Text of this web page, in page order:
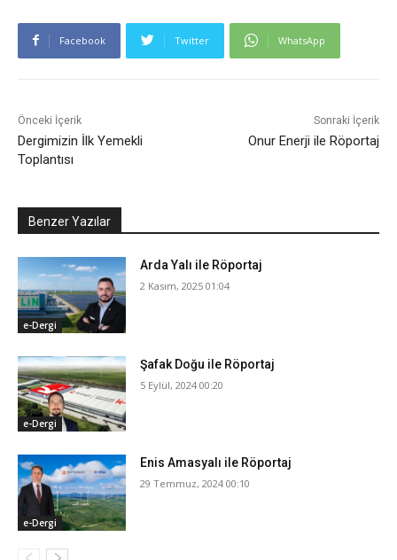
Facebook Twitter WhatsApp
Önceki İçerik
Dergimizin İlk Yemekli
Toplantısı
Sonraki İçerik
Onur Enerji ile Röportaj
Benzer Yazılar
e-Dergi
Arda Yalı ile Röportaj
2 Kasım, 2025 01:04
e-Dergi
Şafak Doğu ile Röportaj
5 Eylül, 2024 00:20
e-Dergi
Enis Amasyalı ile Röportaj
29 Temmuz, 2024 00:10